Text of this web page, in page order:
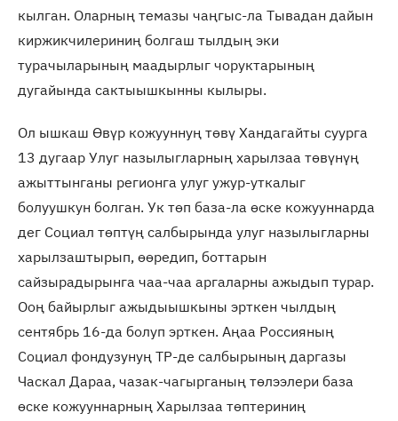
кылган. Оларның темазы чаңгыс-ла Тывадан дайын
киржикчилериниң болгаш тылдың эки
турачыларының маадырлыг чоруктарының
дугайында сактыышкынны кылыры.
Ол ышкаш Өвүр кожууннуң төвү Хандагайты суурга
13 дугаар Улуг назылыгларның харылзаа төвүнүң
ажыттынганы регионга улуг ужур-уткалыг
болуушкун болган. Ук төп база-ла өске кожууннарда
дег Социал төптүң салбырында улуг назылыгларны
харылзаштырып, өөредип, боттарын
сайзырадырынга чаа-чаа аргаларны ажыдып турар.
Ооң байырлыг ажыдыышкыны эрткен чылдың
сентябрь 16-да болуп эрткен. Аңаа Россияның
Социал фондузунуң ТР-де салбырының даргазы
Часкал Дараа, чазак-чагырганың төлээлери база
өске кожууннарның Харылзаа төптериниң